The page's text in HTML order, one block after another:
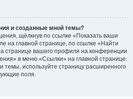
и созданные мной темы?
щёлкнув по ссылке «Показать ваши
на главной странице, по ссылке «Найти
странице вашего профиля на конференции
в меню «Ссылки» на главной странице.
темы, используйте страницу расширенного
поля.